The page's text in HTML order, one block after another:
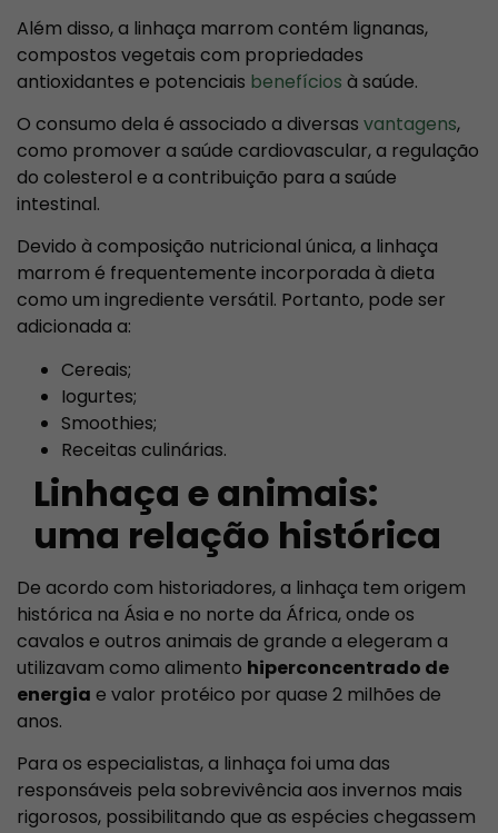
Além disso, a linhaça marrom contém lignanas,
compostos vegetais com propriedades
antioxidantes e potenciais benefícios à saúde.
O consumo dela é associado a diversas vantagens,
como promover a saúde cardiovascular, a regulação
do colesterol e a contribuição para a saúde
intestinal.
Devido à composição nutricional única, a linhaça
marrom é frequentemente incorporada à dieta
como um ingrediente versátil. Portanto, pode ser
adicionada a:
Cereais;
Iogurtes;
Smoothies;
Receitas culinárias.
Linhaça e animais:
uma relação histórica
De acordo com historiadores, a linhaça tem origem
histórica na Ásia e no norte da África, onde os
cavalos e outros animais de grande a elegeram a
utilizavam como alimento hiperconcentrado de
energia e valor protéico por quase 2 milhões de
anos.
Para os especialistas, a linhaça foi uma das
responsáveis pela sobrevivência aos invernos mais
rigorosos, possibilitando que as espécies chegassem